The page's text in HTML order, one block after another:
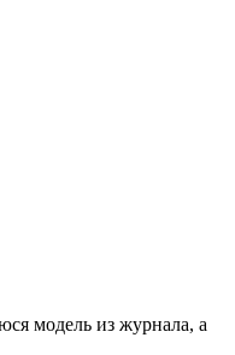
модель из журнала, а